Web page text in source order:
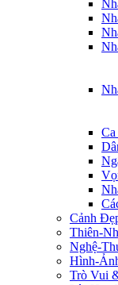
Cảnh
Thiên-
Nghệ-
Hình-
Trò Vui